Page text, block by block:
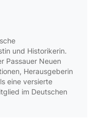
und Historikerin.
Passauer Neuen
Herausgeberin
eine versierte
im Deutschen